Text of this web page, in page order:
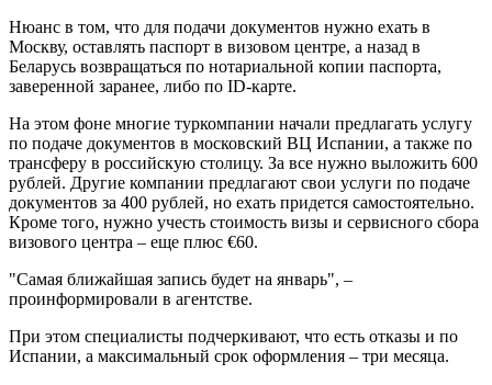
Нюанс в том, что для подачи документов нужно ехать в
Москву, оставлять паспорт в визовом центре, а назад в
Беларусь возвращаться по нотариальной копии паспорта,
заверенной заранее, либо по ID-карте.
На этом фоне многие туркомпании начали предлагать услугу
по подаче документов в московский ВЦ Испании, а также по
трансферу в российскую столицу. За все нужно выложить 600
рублей. Другие компании предлагают свои услуги по подаче
документов за 400 рублей, но ехать придется самостоятельно.
Кроме того, нужно учесть стоимость визы и сервисного сбора
визового центра – еще плюс €60.
"Самая ближайшая запись будет на январь", –
проинформировали в агентстве.
При этом специалисты подчеркивают, что есть отказы и по
Испании, а максимальный срок оформления – три месяца.